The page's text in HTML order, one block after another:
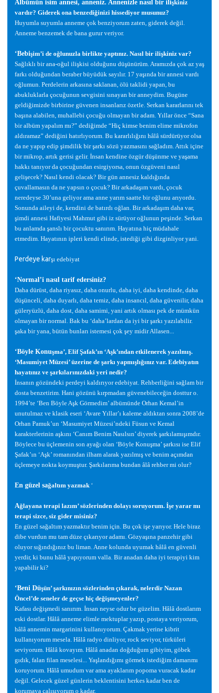
Albümün isim annesi, anneniz. Annenizle nasıl bir ilişkiniz
vardır? Giderek ona benzediğinizi hissediyor musunuz?
Huyumla suyumla anneme çok benziyorum zaten, giderek değil.
Anneme benzemek de bana gurur veriyor.
‘Bebişim’i de oğlunuzla birlikte yaptınız. Nasıl bir ilişkiniz var?
Sağlıklı bir ana-oğul ilişkisi olduğunu düşünürüm. Aramızda çok az yaş
farkı olduğundan beraber büyüdük sayılır. 17 yaşında bir annesi vardı
oğlumun. Perdelerin arkasına saklanan, ölü taklidi yapan, bu
abukluklarla çocuğunun sevgisini sınayan bir anneydim. Bugüne
geldiğimizde birbirine güvenen insanlarız özetle. Serkan kararlarını tek
başına alabilen, muhallebi çocuğu olmayan bir adam. Yıllar önce “Sana
bir albüm yapalım mı?” dediğimde “Hiç kimse benim elime mikrofon
aldıramaz” dediğini hatırlıyorum. Bu kararlılığını hâlâ sürdürüyor olsa
da ne yapıp edip şimdilik birşarkı sözü yazmasını sağladım. Attık içine
bir mikrop, artık gerisi gelir. İnsan kendine özgür düşünme ve yaşama
hakkı tanıyor da çocuğundan esirgiyorsa, onun özgüveni nasıl
gelişecek? Nasıl kendi olacak? Bir gün annesiz kaldığında
çuvallamasın da ne yapsın o çocuk? Bir arkadaşım vardı, çocuk
neredeyse 30’una geliyor ama anne yarım saatte bir oğlunu arıyordu.
Sonunda aileyi de, kendini de batırdı oğlan. Bir arkadaşım daha var,
şimdi annesi Hafiyesi Mahmut gibi iz sürüyor oğlunun peşinde. Serkan
bu anlamda şanslı bir çocuktu sanırım. Hayatına hiç müdahale
etmedim. Hayatının ipleri kendi elinde, istediği gibi dizginliyor yani.
Perdeye karşı edebiyat
‘Normal’i nasıl tarif edersiniz?
Daha dürüst, daha riyasız, daha onurlu, daha iyi, daha kendinde, daha
düşünceli, daha duyarlı, daha temiz, daha insancıl, daha güvenilir, daha
güleryüzlü, daha dost, daha samimi, yani artık olması pek de mümkün
olmayan bir normal. Bak bu ‘daha’lardan da iyi birşarkı yazılabilir.
şaka bir yana, bütün bunları istemesi çok şey midir Allasen...
‘Böyle Konuşma’, ElifŞafak’ın ‘Aşk’ından etkilenerek yazılmış.
‘Masumiyet Müzesi’ üzerine de şarkı yapmışlığınız var. Edebiyatın
hayatınız ve şarkılarınızdaki yeri nedir?
İnsanın gözündeki perdeyi kaldırıyor edebiyat. Rehberliğini sağlam bir
dosta benzetirim. Hani gözünü kırpmadan güvenebileceğin dosttur o.
1994’te ‘Ben Böyle Aşk Görmedim’ albümünde Orhan Kemal’in
unutulmaz ve klasik eseri ‘Avare Yıllar’ı kaleme aldıktan sonra 2008’de
Orhan Pamuk’un ‘Masumiyet Müzesi’ndeki Füsun ve Kemal
karakterlerinin aşkını ‘Canım Benim Nasılsın’ diyerek şarkılamışımdır.
Böylece bu üçlemenin son ayağı olan ‘Böyle Konuşma’ şarkısı ise Elif
Şafak’ın ‘Aşk’ romanından ilham alarak yazılmış ve benim açımdan
üçlemeye nokta koymuştur. Şarkılarıma bundan âlâ rehber mi olur?
En güzel sağaltım yazmak ‘
Ağlayana terapi lazım’ sözlerinden dolayı soruyorum. İşe yarar mı
terapi sizce, siz gider misiniz?
En güzel sağaltım yazmaktır benim için. Bu çok işe yarıyor. Hele biraz
dibe vurdun mu tam düze çıkarıyor adamı. Gözyaşına panzehir gibi
oluyor sığındığınız bu liman. Anne kolunda uyumak hâlâ en güvenli
yerdir, ki bunu hâlâ yapıyorum valla. Bir anadan daha iyi terapiyi kim
yapabilir ki?
‘Beni Düşün’şarkınızın sözlerinden çıkarak, nelerdir Nazan
Öncel’de seneler de geçse hiç değişmeyenler?
Kafası değişmedi sanırım. İnsan neyse odur be güzelim. Hâlâ dostlarım
eski dostlar. Hâlâ anneme elimle mektuplar yazıp, postaya veriyorum,
hâlâ annemin margarinini kullanıyorum. Çakmak yerine kibrit
kullanıyorum mesela. Hâlâ radyo dinliyor, rock seviyor, türküleri
seviyorum. Hâlâ kovayım. Hâlâ anadan doğduğum gibiyim, göbek
gıdık, falan filan meselesi... Yaşlandığımı görmek istediğim damarımı
koruyorum. Hâlâ umudum var ama ayaklarım popoma vuracak kadar
değil. Gelecek güzel günlerin beklentisini herkes kadar ben de
korumaya çalışıyorum o kadar.